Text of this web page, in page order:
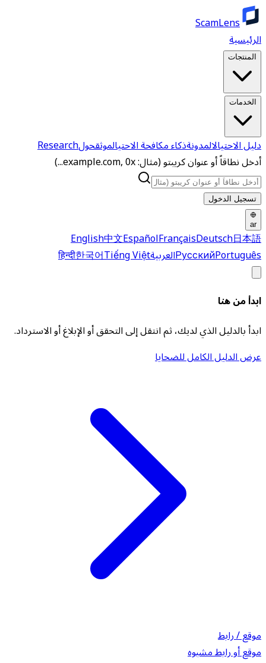
ScamLens
الرئيسية
المنتجات
الخدمات
دليل الاحتيالالمدونةذكاء مكافحة الاحتيالموثقحولResearch
أدخل نطاقاً أو عنوان كريبتو (مثال: example.com, 0x...)
تسجيل الدخول
ar
English中文EspañolFrançaisDeutsch日本語
РусскийPortuguês العربية हिन्दी한국어Tiếng Việt
ابدأ من هنا
ابدأ بالدليل الذي لديك، ثم انتقل إلى التحقق أو الإبلاغ أو الاسترداد.
عرض الدليل الكامل للضحايا
موقع / رابط
موقع أو رابط مشبوه